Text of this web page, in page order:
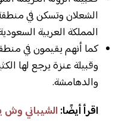
الشعلان وتسكن في
المملكة العربية
كما أنهم يقيمون في
وقبيلة عنزة يرجع لها
والدهامشة.
اقرأ أيضًا: الشيباني وش